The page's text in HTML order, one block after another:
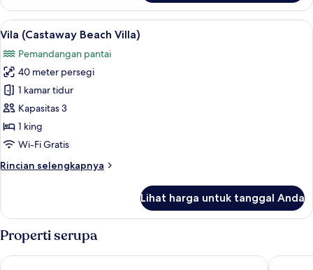
Hideaway
Villa
Lihat
semua
foto
untuk
Vila
(Castaway
Beach
Villa)
Minibar, brankas, meja kerja, dan
5
Vila (Castaway Beach Villa)
Pemandangan pantai
40 meter persegi
1 kamar tidur
Kapasitas 3
1 king
Wi-Fi Gratis
Rincian selengkapnya
Rincian
Vila
(Castaway
Beach
Villa)
Lihat harga untuk tanggal Anda
Properti serupa
Jamahkiri Resort & Spa The